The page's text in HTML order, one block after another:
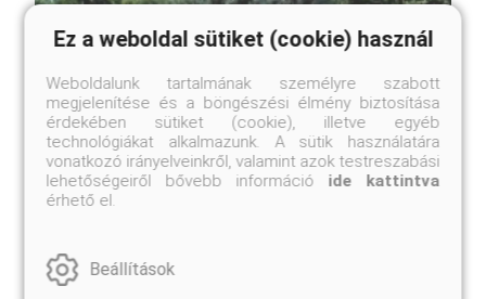
Cupressus arizonica 'Glauca'
Ez a weboldal sütiket (cookie) használ
Weboldalunk tartalmának személyre szabott
megjelenítése és a böngészési élmény biztosítása
érdekében sütiket (cookie), illetve egyéb
technológiákat alkalmazunk. A sütik használatára
vonatkozó irányelveinkről, valamint azok testreszabási
lehetőségeiről bővebb információ ide kattintva
érhető el.
Beállítások